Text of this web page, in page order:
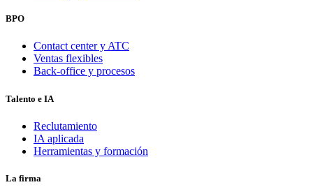
BPO
Contact center y ATC
Ventas flexibles
Back-office y procesos
Talento e IA
Reclutamiento
IA aplicada
Herramientas y formación
La firma